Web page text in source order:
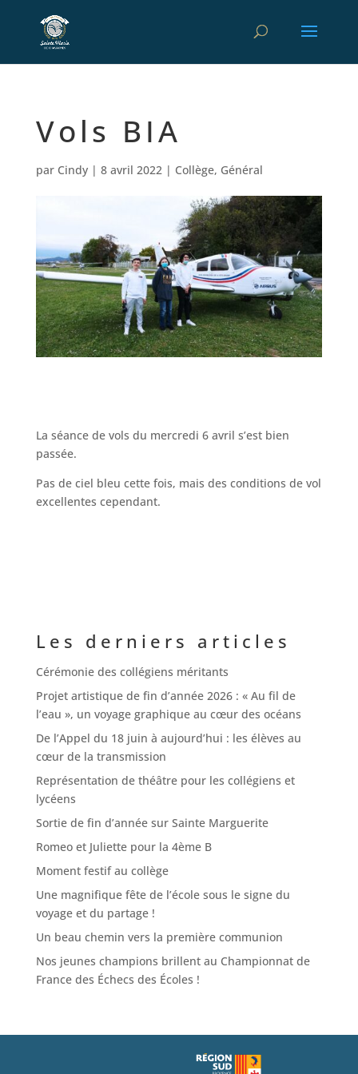
Vols BIA
par Cindy| 8 avril 2022| Collège, Général
La séance de vols du mercredi 6 avril s’est bien
passée.
Pas de ciel bleu cette fois, mais des conditions de vol
excellentes cependant.
Les derniers articles
Cérémonie des collégiens méritants
Projet artistique de fin d’année 2026 : « Au fil de
l’eau », un voyage graphique au cœur des océans
De l’Appel du 18 juin à aujourd’hui : les élèves au
cœur de la transmission
Représentation de théâtre pour les collégiens et
lycéens
Sortie de fin d’année sur Sainte Marguerite
Romeo et Juliette pour la 4ème B
Moment festif au collège
Une magnifique fête de l’école sous le signe du
voyage et du partage !
Un beau chemin vers la première communion
Nos jeunes champions brillent au Championnat de
France des Échecs des Écoles !